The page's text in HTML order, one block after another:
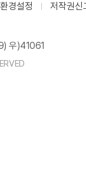
경설정 저작권신
우)41061